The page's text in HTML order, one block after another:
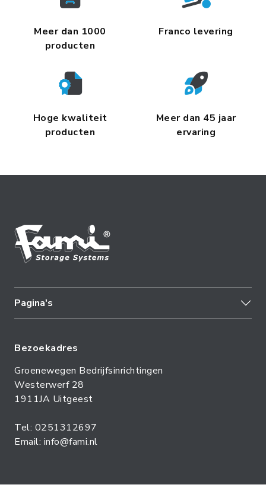
Meer dan 1000
producten
Franco levering
Hoge kwaliteit
producten
Meer dan 45 jaar
ervaring
Pagina's
Bezoekadres
Groenewegen Bedrijfsinrichtingen
Westerwerf 28
1911JA Uitgeest
Tel: 0251312697
Email: info@fami.nl